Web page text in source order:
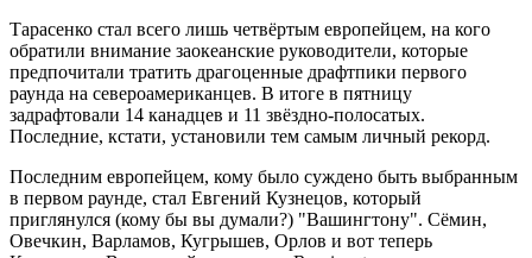
Тарасенко стал всего лишь четвёртым европейцем, на кого
обратили внимание заокеанские руководители, которые
предпочитали тратить драгоценные драфтпики первого
раунда на североамериканцев. В итоге в пятницу
задрафтовали 14 канадцев и 11 звёздно-полосатых.
Последние, кстати, установили тем самым личный рекорд.
Последним европейцем, кому было суждено быть выбранным
в первом раунде, стал Евгений Кузнецов, который
приглянулся (кому бы вы думали?) "Вашингтону". Сёмин,
Овечкин, Варламов, Кугрышев, Орлов и вот теперь